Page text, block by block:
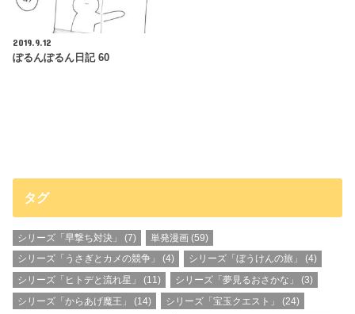
2019.9.12
ぽるんぽるん日記 60
タグ
シリーズ「早撃ち対決」 (7) 単発漫画(59)
シリーズ「うさぎとカメの競争」
(4) シリーズ「ぼうけんの旅」
(4)
シリーズ「ヒトデと流れ星」
(11) シリーズ「夢見るおさかな」
(3)
シリーズ「からあげ魔王」
(14) シリーズ「宝玉クエスト」
(24)